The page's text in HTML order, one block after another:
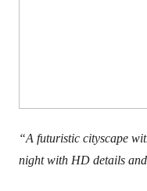
“A futuristic cityscape
night with HD details